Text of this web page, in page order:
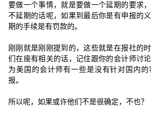
要做一个事情，就是要做一个延期的要求
不延期的话呢，如果到最后你是有申报的
期的手续是有罚款的。
刚刚就是刚刚提到的，这些就是在报社的
们在座有相关的话，记住跟你的会计师讨
为美国的会计师有一些是没有针对国内
报。
所以呢，如果或许他们不是很确定，不也？